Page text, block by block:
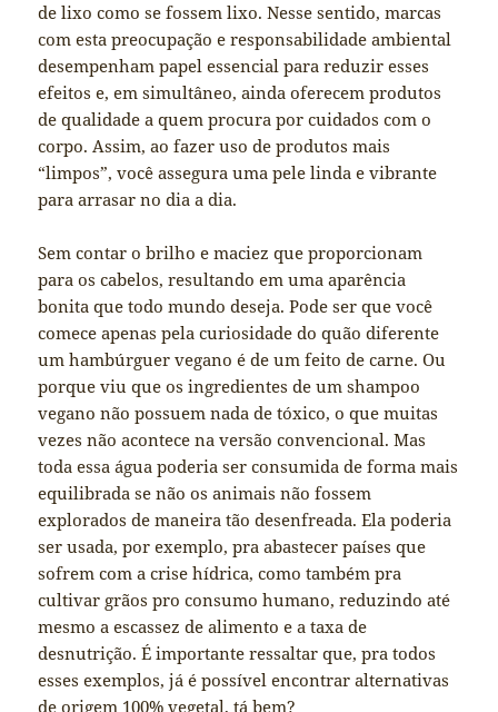
de lixo como se fossem lixo. Nesse sentido, marcas
com esta preocupação e responsabilidade ambiental
desempenham papel essencial para reduzir esses
efeitos e, em simultâneo, ainda oferecem produtos
de qualidade a quem procura por cuidados com o
corpo. Assim, ao fazer uso de produtos mais
“limpos”, você assegura uma pele linda e vibrante
para arrasar no dia a dia.
Sem contar o brilho e maciez que proporcionam
para os cabelos, resultando em uma aparência
bonita que todo mundo deseja. Pode ser que você
comece apenas pela curiosidade do quão diferente
um hambúrguer vegano é de um feito de carne. Ou
porque viu que os ingredientes de um shampoo
vegano não possuem nada de tóxico, o que muitas
vezes não acontece na versão convencional. Mas
toda essa água poderia ser consumida de forma mais
equilibrada se não os animais não fossem
explorados de maneira tão desenfreada. Ela poderia
ser usada, por exemplo, pra abastecer países que
sofrem com a crise hídrica, como também pra
cultivar grãos pro consumo humano, reduzindo até
mesmo a escassez de alimento e a taxa de
desnutrição. É importante ressaltar que, pra todos
esses exemplos, já é possível encontrar alternativas
de origem 100% vegetal, tá bem?